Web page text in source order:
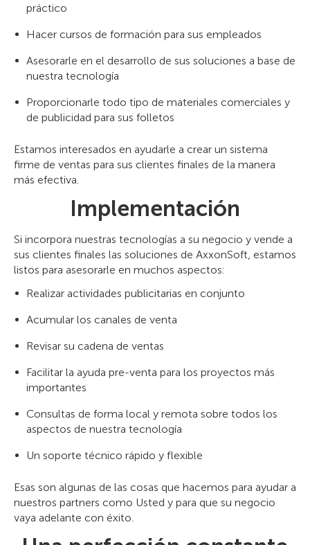
práctico
Hacer cursos de formación para sus empleados
Asesorarle en el desarrollo de sus soluciones a base de
nuestra tecnología
Proporcionarle todo tipo de materiales comerciales y
de publicidad para sus folletos
Estamos interesados en ayudarle a crear un sistema
firme de ventas para sus clientes finales de la manera
más efectiva.
Implementación
Si incorpora nuestras tecnologías a su negocio y vende a
sus clientes finales las soluciones de AxxonSoft, estamos
listos para asesorarle en muchos aspectos:
Realizar actividades publicitarias en conjunto
Acumular los canales de venta
Revisar su cadena de ventas
Facilitar la ayuda pre-venta para los proyectos más
importantes
Consultas de forma local y remota sobre todos los
aspectos de nuestra tecnología
Un soporte técnico rápido y flexible
Esas son algunas de las cosas que hacemos para ayudar a
nuestros partners como Usted y para que su negocio
vaya adelante con éxito.